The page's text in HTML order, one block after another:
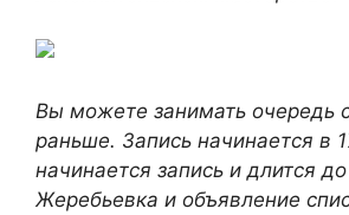
Вы можете занимать очередь
раньше. Запись начинается в
начинается запись и длится
Жеребьевка и объявление